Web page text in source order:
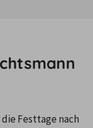
Festtage nach